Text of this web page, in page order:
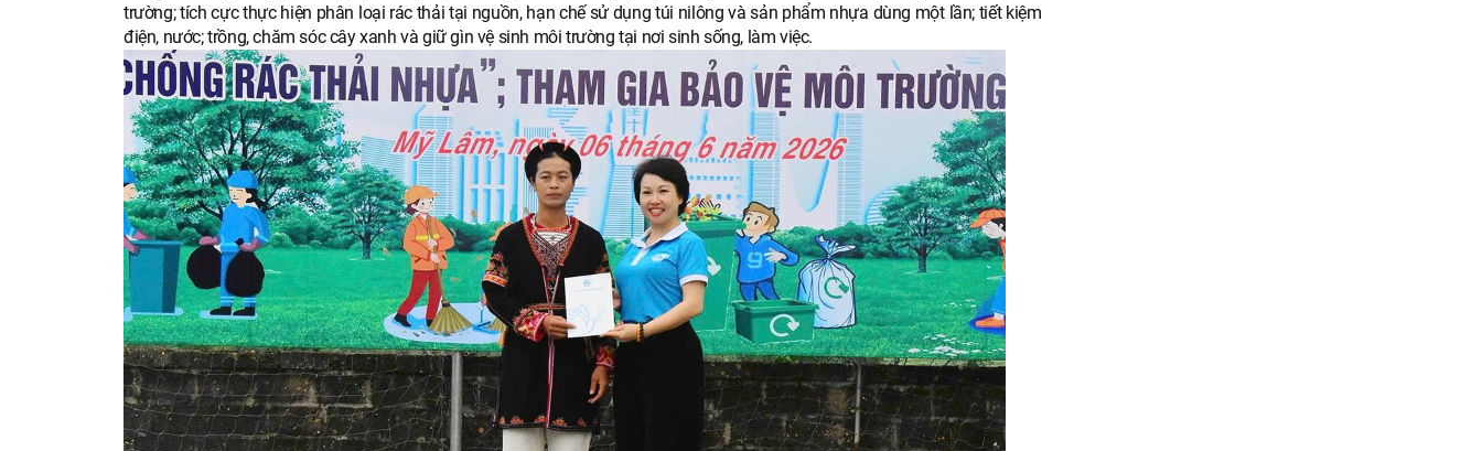
trường; tích cực thực hiện phân loại rác thải tại nguồn, hạn chế sử dụng túi nilông và sản phẩm nhựa dùng một lần; tiết kiệm
điện, nước; trồng, chăm sóc cây xanh và giữ gìn vệ sinh môi trường tại nơi sinh sống, làm việc.